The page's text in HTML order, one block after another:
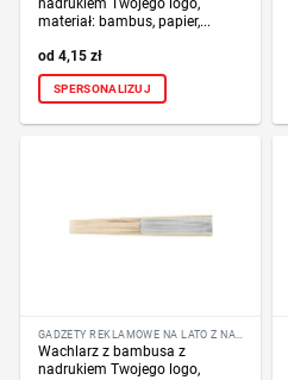
nadrukiem Twojego logo,
materiał: bambus, papier,...
4,15 zł
SPERSONALIZUJ
Wachlarz z bambusa z
nadrukiem Twojego logo,